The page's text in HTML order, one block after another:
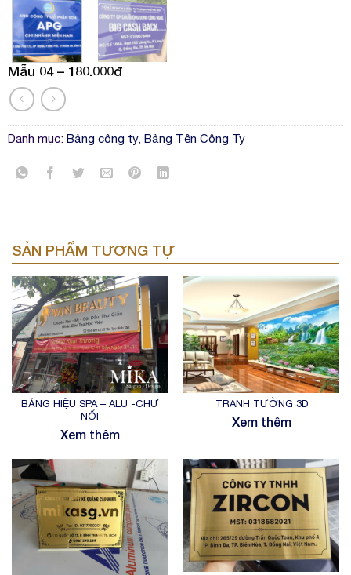
Mẫu 04 – 180.000đ
Danh mục: Bảng công ty, Bảng Tên Công Ty
SẢN PHẨM TƯƠNG TỰ
BẢNG HIỆU SPA – ALU -CHỮ
NỔI
Xem thêm
TRANH TƯỜNG 3D
Xem thêm